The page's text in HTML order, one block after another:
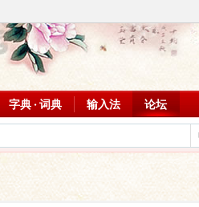
字典 · 词典 输入法 论坛